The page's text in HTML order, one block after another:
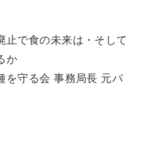
で食の未来は・そして
か
守る会 事務局長 元パ